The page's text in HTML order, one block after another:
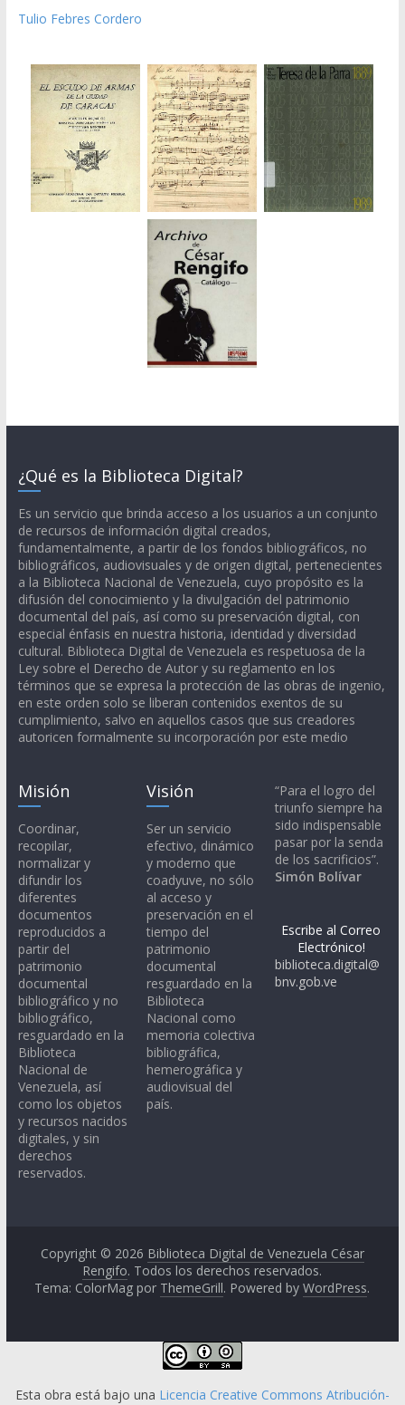
Tulio Febres Cordero
¿Qué es la Biblioteca Digital?
Es un servicio que brinda acceso a los usuarios a un conjunto
de recursos de información digital creados,
fundamentalmente, a partir de los fondos bibliográficos, no
bibliográficos, audiovisuales y de origen digital, pertenecientes
a la Biblioteca Nacional de Venezuela, cuyo propósito es la
difusión del conocimiento y la divulgación del patrimonio
documental del país, así como su preservación digital, con
especial énfasis en nuestra historia, identidad y diversidad
cultural. Biblioteca Digital de Venezuela es respetuosa de la
Ley sobre el Derecho de Autor y su reglamento en los
términos que se expresa la protección de las obras de ingenio,
en este orden solo se liberan contenidos exentos de su
cumplimiento, salvo en aquellos casos que sus creadores
autoricen formalmente su incorporación por este medio
Misión
Coordinar,
recopilar,
normalizar y
difundir los
diferentes
documentos
reproducidos a
partir del
patrimonio
documental
bibliográfico y no
bibliográfico,
resguardado en la
Biblioteca
Nacional de
Venezuela, así
como los objetos
y recursos nacidos
digitales, y sin
derechos
reservados.
Visión
Ser un servicio
efectivo, dinámico
y moderno que
coadyuve, no sólo
al acceso y
preservación en el
tiempo del
patrimonio
documental
resguardado en la
Biblioteca
Nacional como
memoria colectiva
bibliográfica,
hemerográfica y
audiovisual del
país.
“Para el logro del
triunfo siempre ha
sido indispensable
pasar por la senda
de los sacrificios”.
Simón Bolívar
Escribe al Correo
Electrónico!
biblioteca.digital@
bnv.gob.ve
Copyright © 2026 Biblioteca Digital de Venezuela César
Rengifo. Todos los derechos reservados.
Tema: ColorMag por ThemeGrill. Powered byWordPress.
Esta obra está bajo una Licencia Creative Commons Atribución-